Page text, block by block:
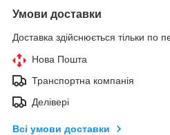
Умови доставки
Доставка здійснюється тільки по
Нова Пошта
Транспортна компанія
Делівері
Всі умови доставки